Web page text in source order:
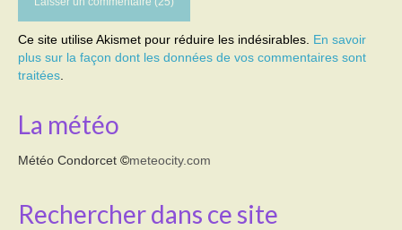
Ce site utilise Akismet pour réduire les indésirables. En savoir
plus sur la façon dont les données de vos commentaires sont
traitées
La météo
Météo Condorcet ©meteocity.com
Rechercher dans ce site